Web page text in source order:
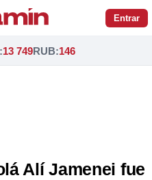
Entrar
:13 749RUB:146
Alí Jamenei fue